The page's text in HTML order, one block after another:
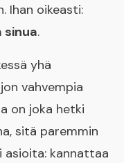
Ihan oikeasti:
.
yhä
vahvempia
on joka hetki
sitä paremmin
kannattaa